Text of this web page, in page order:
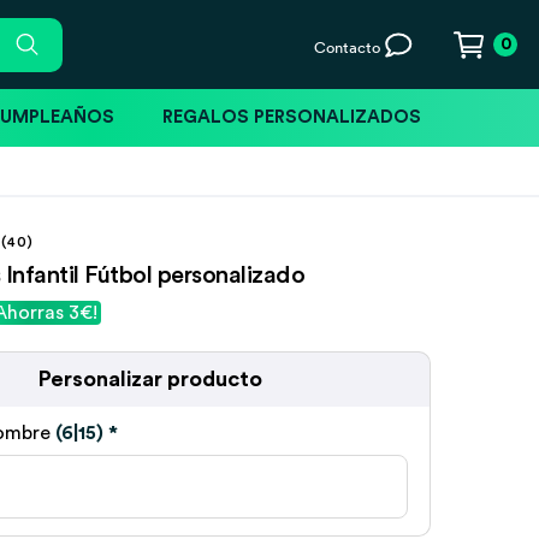
Contacto 0
REGALOS PERSONALIZADOS
(40)
Infantil Fútbol personalizado
3€!
Personalizar producto
(6|15)*